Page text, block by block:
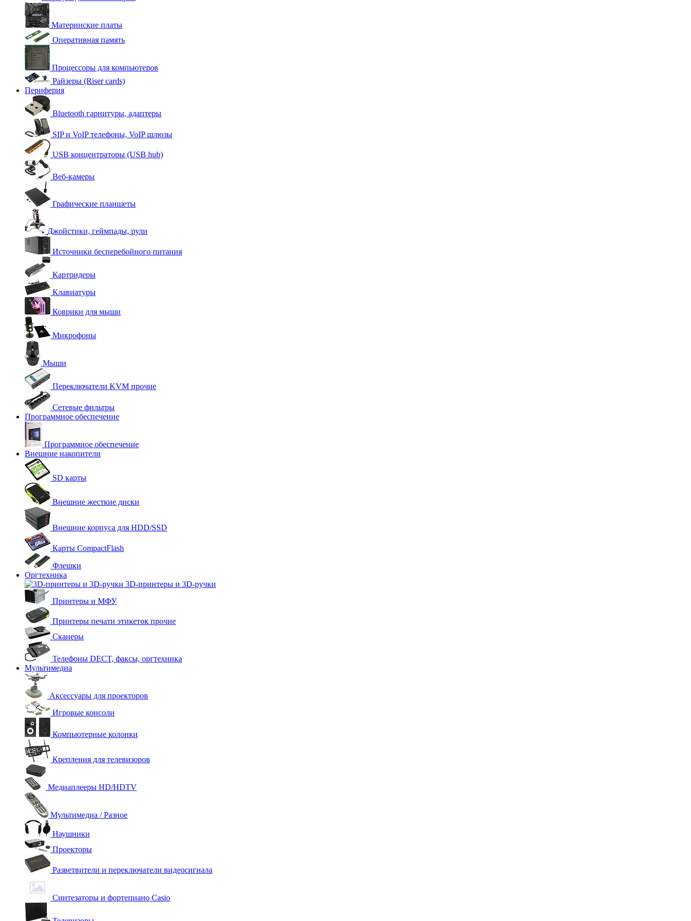
Материнские платы
Оперативная память
Процессоры для компьютеров
Райзеры (Riser cards)
Периферия
Bluetooth гарнитуры, адаптеры
SIP и VoIP телефоны, VoIP шлюзы
USB концентраторы (USB hub)
Веб-камеры
Графические планшеты
Джойстики, геймпады, рули
Источники бесперебойного питания
Картридеры
Клавиатуры
Коврики для мыши
Микрофоны
Мыши
Переключатели KVM прочие
Сетевые фильтры
Программное обеспечение
Программное обеспечение
Внешние накопители
SD карты
Внешние жесткие диски
Внешние корпуса для HDD/SSD
Карты CompactFlash
Флешки
Оргтехника
3D-принтеры и 3D-ручки
Принтеры и МФУ
Принтеры печати этикеток прочие
Сканеры
Телефоны DECT, факсы, оргтехника
Мультимедиа
Аксессуары для проекторов
Игровые консоли
Компьютерные колонки
Крепления для телевизоров
Медиаплееры HD/HDTV
Мультимедиа / Разное
Наушники
Проекторы
Разветвители и переключатели видеосигнала
Синтезаторы и фортепиано Casio